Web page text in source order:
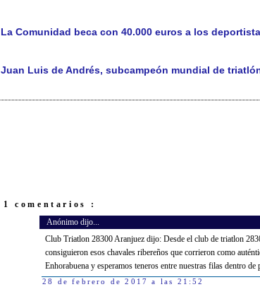
La Comunidad beca con 40.000 euros a los
Juan Luis de Andrés, subcampeón mundial de
1 comentarios :
Anónimo dijo...
Club Triatlon 28300 Aranjuez dijo: Desde el club de triatlon
consiguieron esos chavales ribereños que corrieron como
Enhorabuena y esperamos teneros entre nuestras filas dentro de
28 de febrero de 2017 a las 21:52